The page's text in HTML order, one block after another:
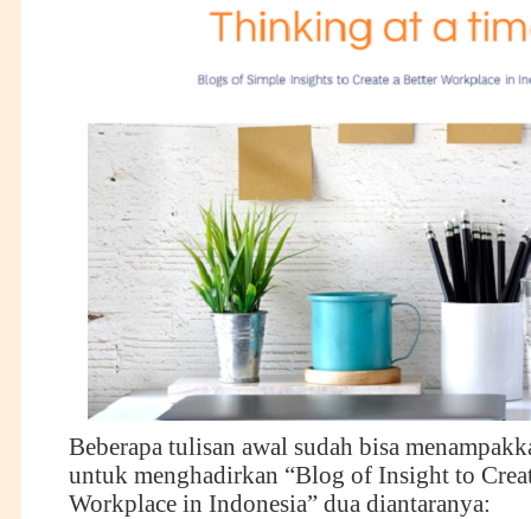
Beberapa tulisan awal sudah bisa
untuk menghadirkan “Blog of Insight to
Workplace in Indonesia” dua diantaranya: